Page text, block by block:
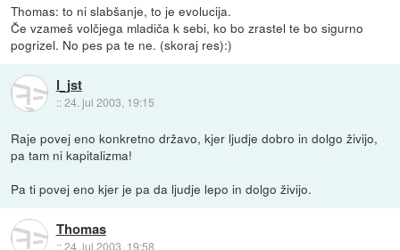
Thomas: to ni slabšanje, to je evolucija.
Če vzameš volčjega mladiča k sebi, ko bo zrastel te bo sigurno
pogrizel. No pes pa te ne. (skoraj res):)
l_jst
::24. jul 2003, 19:15
Raje povej eno konkretno državo, kjer ljudje dobro in dolgo živijo,
pa tam ni kapitalizma!
Pa ti povej eno kjer je pa da ljudje lepo in dolgo živijo.
Thomas
::24. jul 2003, 19:58